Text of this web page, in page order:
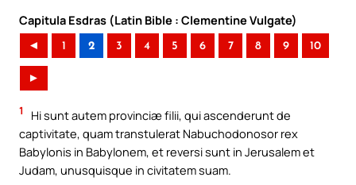
Capitula Esdras (Latin Bible : Clementine Vulgate)
◄ 1 2 3 4 5 6 7 8 9 10
►
1
Hi sunt autem provinciæ filii, qui ascenderunt de
captivitate, quam transtulerat Nabuchodonosor rex
Babylonis in Babylonem, et reversi sunt in Jerusalem et
Judam, unusquisque in civitatem suam.